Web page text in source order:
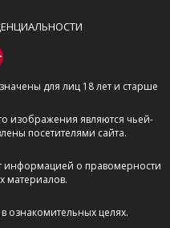
расовой,
розни —
они кстати
других сайтов, нам
комментарии
для лиц 18 лет и старше
изображения являются чьей-
посетителями сайта.
информацией о правомерности
материалов.
целях.